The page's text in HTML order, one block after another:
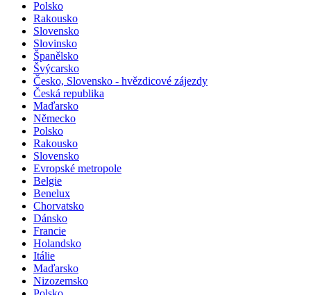
Polsko
Rakousko
Slovensko
Slovinsko
Španělsko
Švýcarsko
Česko, Slovensko - hvězdicové zájezdy
Česká republika
Maďarsko
Německo
Polsko
Rakousko
Slovensko
Evropské metropole
Belgie
Benelux
Chorvatsko
Dánsko
Francie
Holandsko
Itálie
Maďarsko
Nizozemsko